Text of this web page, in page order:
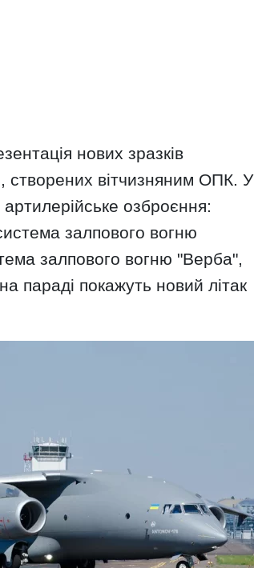
нових зразків
створених вітчизняним ОПК. У
озброєння:
залпового вогню
залпового вогню "Верба",
параді покажуть новий літак